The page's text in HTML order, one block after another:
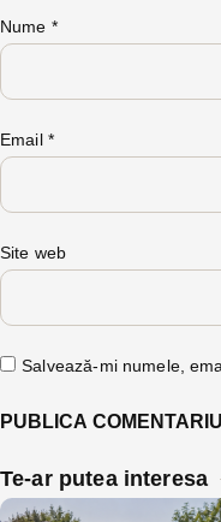
Nume *
Email *
Site web
Salvează-mi numele,
Te-ar putea interesa